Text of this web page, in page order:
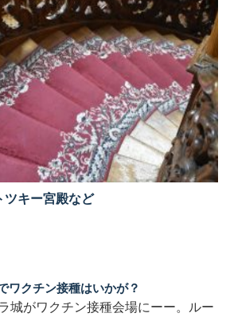
ツキー宮殿など
ワクチン接種はいかが？
城がワクチン接種会場にーー。ルー